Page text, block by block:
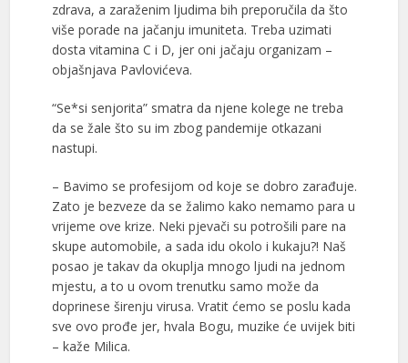
zdrava, a zaraženim ljudima bih preporučila da što
više porade na jačanju imuniteta. Treba uzimati
dosta vitamina C i D, jer oni jačaju organizam –
objašnjava Pavlovićeva.
“Se*si senjorita” smatra da njene kolege ne treba
da se žale što su im zbog pandemije otkazani
nastupi.
– Bavimo se profesijom od koje se dobro zarađuje.
Zato je bezveze da se žalimo kako nemamo para u
vrijeme ove krize. Neki pjevači su potrošili pare na
skupe automobile, a sada idu okolo i kukaju?! Naš
posao je takav da okuplja mnogo ljudi na jednom
mjestu, a to u ovom trenutku samo može da
doprinese širenju virusa. Vratit ćemo se poslu kada
sve ovo prođe jer, hvala Bogu, muzike će uvijek biti
– kaže Milica.